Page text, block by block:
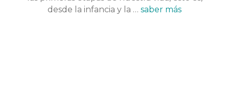
desde la infancia y la … saber más